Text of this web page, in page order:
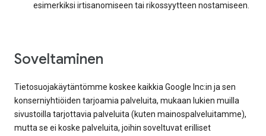
esimerkiksi irtisanomiseen tai rikossyytteen nostamiseen.
Soveltaminen
Tietosuojakäytäntömme koskee kaikkia Google Inc:in ja sen
konserniyhtiöiden tarjoamia palveluita, mukaan lukien muilla
sivustoilla tarjottavia palveluita (kuten mainospalveluitamme),
mutta se ei koske palveluita, joihin soveltuvat erilliset